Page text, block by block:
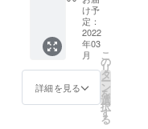
イメー
ジで
す。デ
ザイン
等が若
る場合
がござ
画像は
イメー
ジで
す。デ
ザイン
等が若
干異な
クスレ
ター ※
画像は
イメー
ジで
す。 ◆
ＭＡＬ
ＨＥＹ
け予
定：
2022
年03
月
詳細を見る
こ
の
リ
タ
ー
ン
を
選
択
す
る